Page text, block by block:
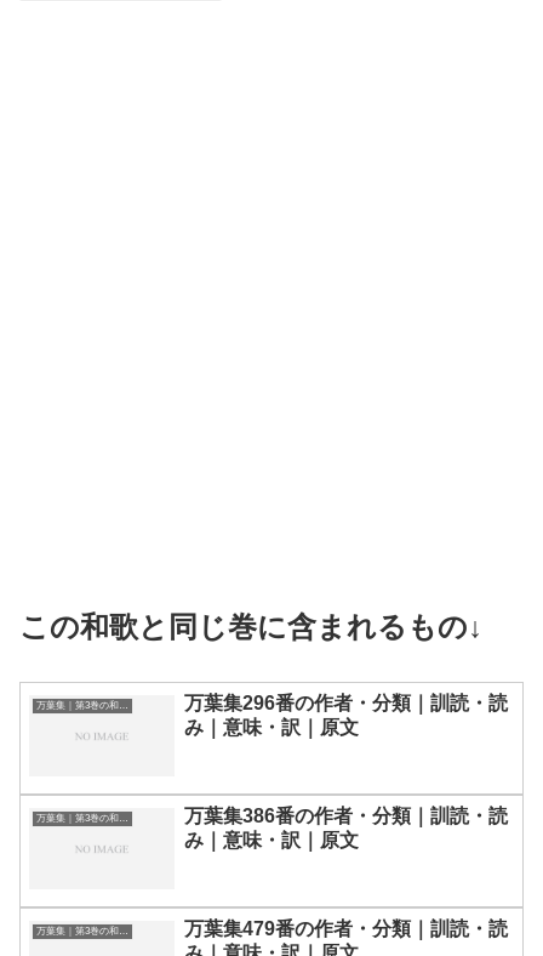
この和歌と同じ巻に含まれるもの↓
万葉集296番の作者・分類｜訓読・読
み｜意味・訳｜原文
万葉集｜第3巻の和歌一覧
万葉集386番の作者・分類｜訓読・読
み｜意味・訳｜原文
万葉集｜第3巻の和歌一覧
万葉集479番の作者・分類｜訓読・読